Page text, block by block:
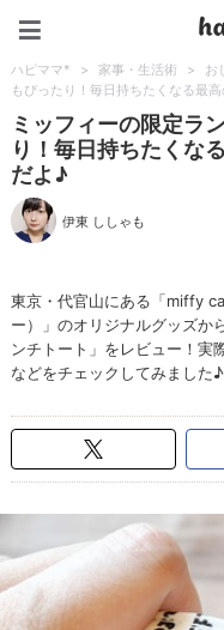
ハピママ* > 家事・生活術 > お
もぴったり！毎日持ちたくなる最
ミッフィーの限定ラ
り！毎日持ちたくな
だよ♪
伊東 ししゃも
東京・代官山にある「miffy
ー）」のオリジナルグッズか
ンチトート」をレビュー！実
などをチェックしてみました♪